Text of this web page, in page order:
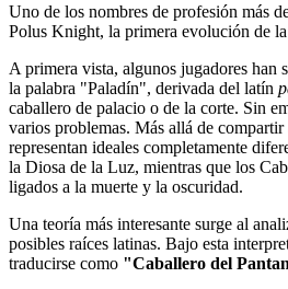
Uno de los nombres de profesión más
Polus Knight, la primera evolución de
A primera vista, algunos jugadores han
la palabra "Paladín", derivada del latín
caballero de palacio o de la corte. Sin
varios problemas. Más allá de compartir
representan ideales completamente
la Diosa de la Luz, mientras que los
ligados a la muerte y la oscuridad.
Una teoría más interesante surge al
posibles raíces latinas. Bajo esta
traducirse como "Caballero del